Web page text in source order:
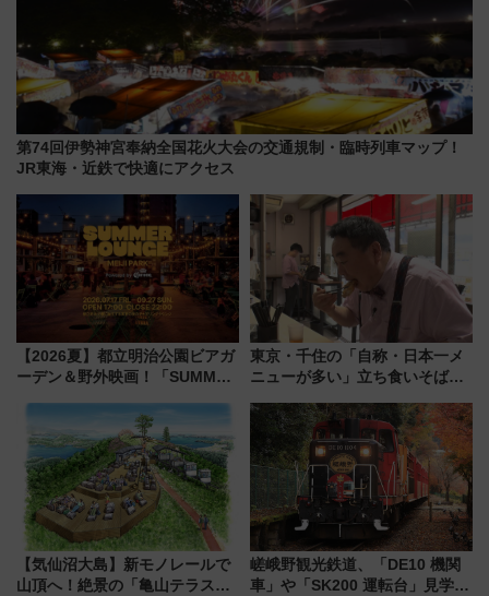
第74回伊勢神宮奉納全国花火大会の交通規制・臨時列車マップ！
JR東海・近鉄で快適にアクセス
【2026夏】都立明治公園ビアガ
ーデン＆野外映画！「SUMMER
ケジュール 夜風とビール、映画
を満喫！
東京・千住の「自称・日本一メ
ニューが多い」立ち食いそば屋
地のふらっと立ち食いそば』
7/27夜10時～放送
【気仙沼大島】新モノレールで
山頂へ！絶景の「亀山テラス
嵯峨野観光鉄道、「DE10 機関
車」や「SK200 運転台」見学ツ